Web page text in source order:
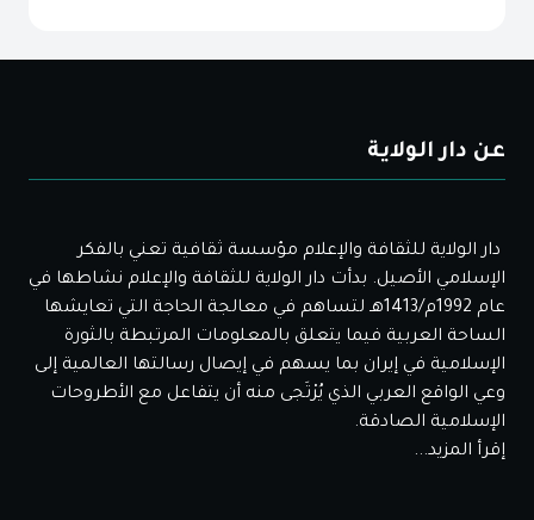
عن دار الولاية
دار الولاية للثقافة والإعلام مؤسسة ثقافية تعني بالفكر
الإسلامي الأصيل. بدأت دار الولاية للثقافة والإعلام نشاطها في
عام 1992م/1413هـ لتساهم في معالجة الحاجة التي تعايشها
الساحة العربية فيما يتعلق بالمعلومات المرتبطة بالثورة
الإسلامية في إيران بما يسهم في إيصال رسالتها العالمية إلى
وعي الواقع العربي الذي يُرْتَجى منه أن يتفاعل مع الأطروحات
الإسلامية الصادقة.
إقرأ المزيد...